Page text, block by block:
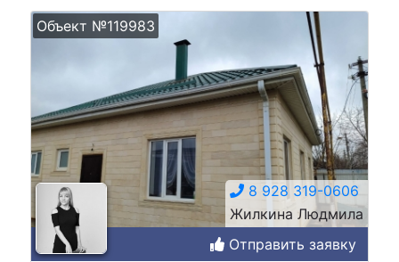
Объект №119983
8 928 319-0606
Жилкина Людмила
Отправить заявку